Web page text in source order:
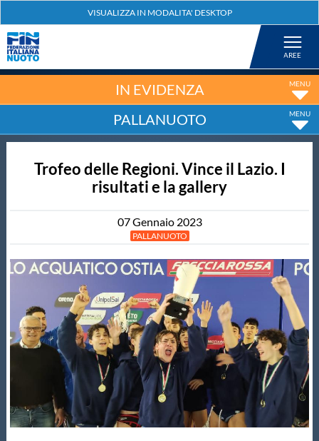
Nuoto
Tuffi
Fondo
Salvamento
Master
Formazione
IN EVIDENZA
PALLANUOTO
Trofeo delle Regioni. Vince il Lazio. I
risultati e la gallery
07Gennaio 2023
PALLANUOTO